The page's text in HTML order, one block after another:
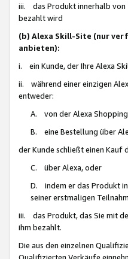
iii. das Produkt innerhalb von
bezahlt wird
(b) Alexa Skill-Site (nur
anbieten):
i. ein Kunde, der Ihre Alexa
ii. während einer einzigen
entweder:
A. von der Alexa
B. eine Bestellung über
der Kunde schließt einen Kauf
C. über Alexa, oder
D. indem er das Produkt
seiner erstmaligen
iii. das Produkt, das Sie mit
ihm bezahlt.
Die aus den einzelnen
Qualifizierten Verkäufe